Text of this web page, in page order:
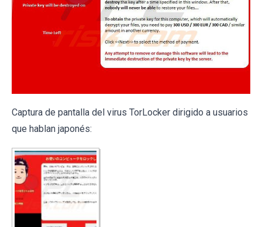
Captura de pantalla del virus TorLocker dirigido a usuarios
que hablan japonés: